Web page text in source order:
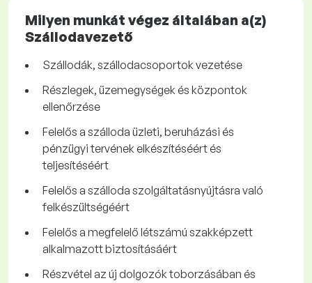
Milyen munkát végez általában a(z)
Szállodavezető
Szállodák, szállodacsoportok vezetése
Részlegek, üzemegységek és központok
ellenőrzése
Felelős a szálloda üzleti, beruházási és
pénzügyi tervének elkészítéséért és
teljesítéséért
Felelős a szálloda szolgáltatásnyújtásra való
felkészültségéért
Felelős a megfelelő létszámú szakképzett
alkalmazott biztosításáért
Részvétel az új dolgozók toborzásában és